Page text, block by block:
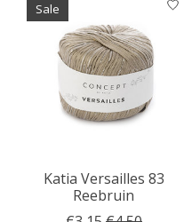
Sale
Katia Versailles 83
Reebruin